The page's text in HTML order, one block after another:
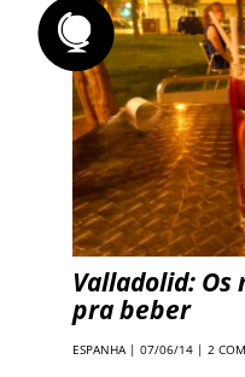
Valladolid:
pra beber
ESPANHA| 07/06/14 | 2